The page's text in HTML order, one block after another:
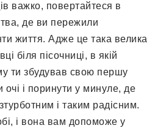
важко, повертайтеся в
де ви пережили
життя. Адже це така велика
біля пісочниці, в якій
ти збудував свою першу
і поринути у минуле, де
і таким радісним.
і вона вам допоможе у